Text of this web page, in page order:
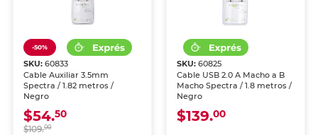
-50%
SKU:60833
Cable Auxiliar 3.5mm
Spectra / 1.82 metros /
Negro
$54.50
$109.00
SKU: 60825
Cable USB 2.0 A Macho a B
Macho Spectra / 1.8 metros /
Negro
$139.00